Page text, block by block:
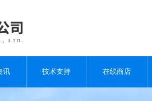
讯 技术支持 在线商店